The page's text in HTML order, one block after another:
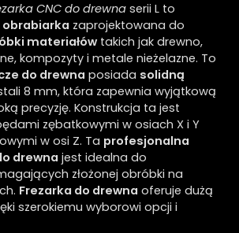
CNC do drewna serii L to
zaprojektowana do
materiałów takich jak drewno,
kompozyty i metale nieżelazne. To
do drewna posiada solidną
8 mm, która zapewnia wyjątkową
precyzję. Konstrukcja ta jest
zębatkowymi w osiach X i Y
w osi Z. Ta profesjonalna
drewna jest idealna do
złożonej obróbki na
Frezarka do drewna oferuje dużą
szerokiemu wyborowi opcji i